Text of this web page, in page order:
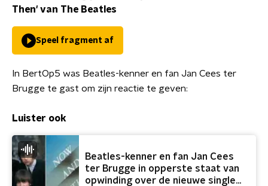
Then' van The Beatles
Speel fragment af
In BertOp5 was Beatles-kenner en fan Jan Cees ter
Brugge te gast om zijn reactie te geven:
Luister ook
Beatles-kenner en fan Jan Cees
ter Brugge in opperste staat van
opwinding over de nieuwe single